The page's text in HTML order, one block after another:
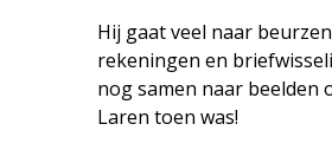
Hij gaat veel naar
rekeningen en
nog samen naar beelden
Laren toen was!